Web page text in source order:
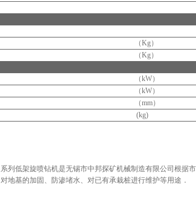
（Kg）
（Kg）
（kW）
（kW）
（mm）
(kg)
系列低架旋喷钻机是无锡市中邦探矿机械制造有限公司根据
对地基的加固、防渗堵水、对已有承栽桩进行维护等用途．